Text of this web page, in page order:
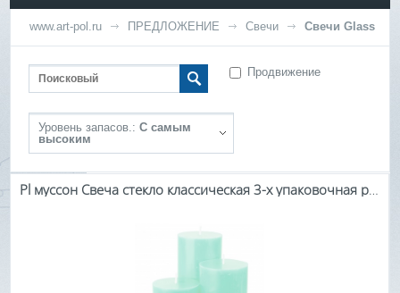
www.art-pol.ru ПРЕДЛОЖЕНИЕ Свечи Свечи Glass
Продвижение
Уровень запасов.: С самым
высоким
Pl муссон Свеча стекло классическая 3-х упаковочная ролик